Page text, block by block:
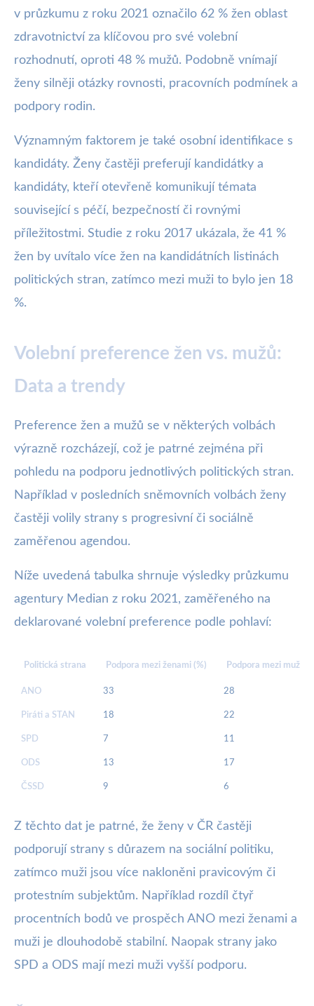
v průzkumu z roku 2021 označilo 62 % žen oblast
zdravotnictví za klíčovou pro své volební
rozhodnutí, oproti 48 % mužů. Podobně vnímají
ženy silněji otázky rovnosti, pracovních podmínek a
podpory rodin.
Významným faktorem je také osobní identifikace s
kandidáty. Ženy častěji preferují kandidátky a
kandidáty, kteří otevřeně komunikují témata
související s péčí, bezpečností či rovnými
příležitostmi. Studie z roku 2017 ukázala, že 41 %
žen by uvítalo více žen na kandidátních listinách
politických stran, zatímco mezi muži to bylo jen 18
%.
Volební preference žen vs. mužů:
Data a trendy
Preference žen a mužů se v některých volbách
výrazně rozcházejí, což je patrné zejména při
pohledu na podporu jednotlivých politických stran.
Například v posledních sněmovních volbách ženy
častěji volily strany s progresivní či sociálně
zaměřenou agendou.
Níže uvedená tabulka shrnuje výsledky průzkumu
agentury Median z roku 2021, zaměřeného na
deklarované volební preference podle pohlaví:
Politická strana Podpora mezi ženami (%) Podpora mezi muži
ANO 33 28
Piráti a STAN 18 22
SPD 7 11
ODS 13 17
ČSSD 9 6
Z těchto dat je patrné, že ženy v ČR častěji
podporují strany s důrazem na sociální politiku,
zatímco muži jsou více nakloněni pravicovým či
protestním subjektům. Například rozdíl čtyř
procentních bodů ve prospěch ANO mezi ženami a
muži je dlouhodobě stabilní. Naopak strany jako
SPD a ODS mají mezi muži vyšší podporu.